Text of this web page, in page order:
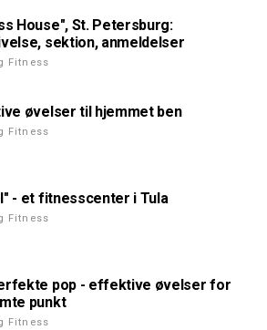
House", St. Petersburg:
sektion, anmeldelser
Fitness
øvelser til hjemmet ben
Fitness
- et fitnesscenter i Tula
Fitness
pop - effektive øvelser for
punkt
Fitness